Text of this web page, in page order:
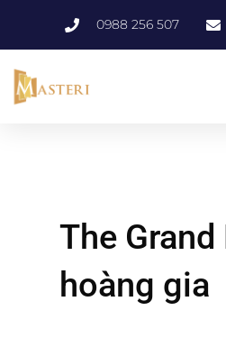
0988 256 507
The
hoàng gia